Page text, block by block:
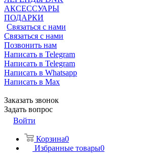
АКСЕССУАРЫ
ПОДАРКИ
Связаться с нами
Связаться с нами
Позвонить нам
Написать в Telegram
Написать в Telegram
Написать в Whatsapp
Написать в Max
Заказать звонок
Задать вопрос
Войти
Корзина0
Избранные товары0